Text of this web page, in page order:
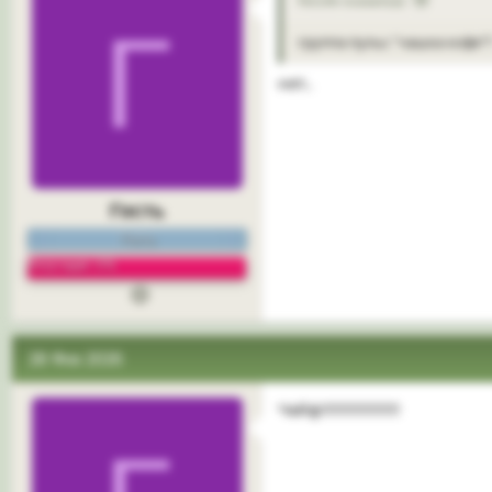
Г
Гость
Репутация: 0%
группа пульс "чашка кофе"?
нет..
28 Фев 2026
Чайф!!!!!!!!!!!!!!!!!!